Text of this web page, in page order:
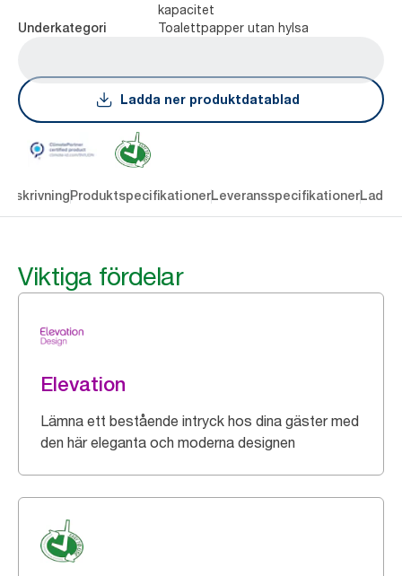
kapacitet
Underkategori Toalettpapper utan hylsa
Ladda ner produktdatablad
ProduktspecifikationerLeveransspecifikationerLadda
Viktiga fördelar
Elevation
Lämna ett bestående intryck hos dina gäster med
den här eleganta och moderna designen